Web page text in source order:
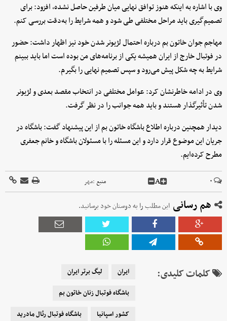
وی با اشاره به اینکه هنوز توافق نهایی میان طرفین حاصل نشده، افزود: برای
تصمیم‌گیری باید مراحل مختلفی طی شود و همه شرایط را به‌دقت بررسی کنم.
مهاجم جوان خاتون بم درباره احتمال لژیونر شدن خود نیز اظهار داشت: حضور
در فوتبال خارج از ایران همیشه یکی از برنامه‌های من بوده است اما باید ببینم
شرایط به چه شکل پیش می‌رود و سپس تصمیم نهایی را بگیرم.
وی در ادامه خاطرنشان کرد: عوامل مختلفی در انتخاب مقصد بعدی و لژیونر
شدن تأثیرگذار هستند و باید همه جوانب را در نظر گرفت.
دیدار همچنین درباره اطلاع باشگاه خاتون بم از این پیشنهاد گفت: باشگاه در
جریان این موضوع قرار دارد و این مسئله را با مسئولان باشگاه و خانم جعفری
مطرح کرده‌ایم.
۰ A منبع :مهر
هم رسانی این مطلب را به دوستان خود برسانید.
کلمات کلیدی: ایران
لیگ برتر ایران
باشگاه فوتبال زنان خاتون بم
کشور اسپانیا
باشگاه فوتبال رئال مادرید